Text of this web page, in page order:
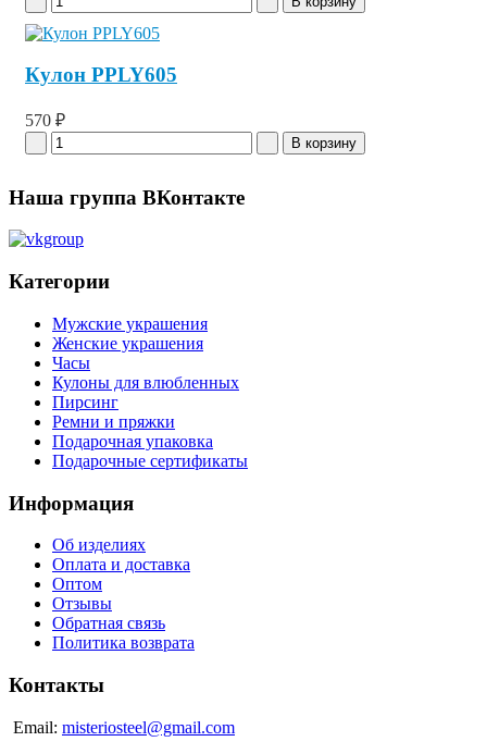
Кулон PPLY605
570 ₽
Наша группа ВКонтакте
Категории
Мужские украшения
Женские украшения
Часы
Кулоны для влюбленных
Пирсинг
Ремни и пряжки
Подарочная упаковка
Подарочные сертификаты
Информация
Об изделиях
Оплата и доставка
Оптом
Отзывы
Обратная связь
Политика возврата
Контакты
Email: misteriosteel@gmail.com